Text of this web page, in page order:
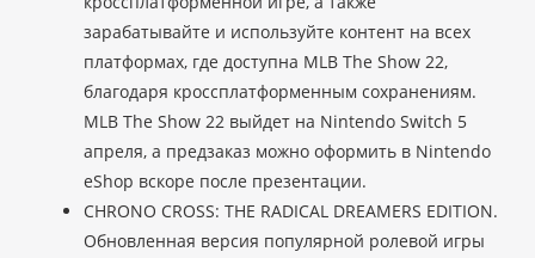
зарабатывайте и используйте контент на всех
платформах, где доступна MLB The Show 22,
благодаря кроссплатформенным сохранениям.
MLB The Show 22 выйдет на Nintendo Switch 5
апреля, а предзаказ можно оформить в Nintendo
eShop вскоре после презентации.
CHRONO CROSS: THE RADICAL DREAMERS EDITION.
Обновленная версия популярной ролевой игры